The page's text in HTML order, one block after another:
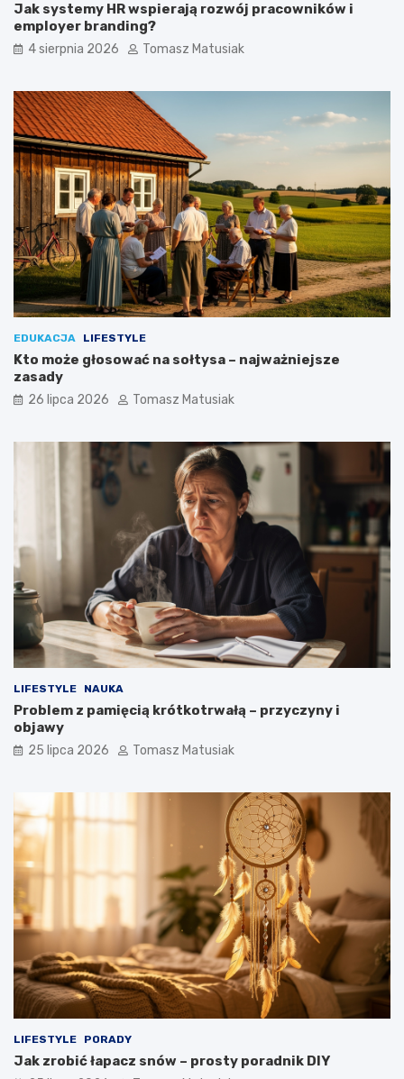
Jak systemy HR wspierają rozwój pracowników i
employer branding?
4 sierpnia 2026 Tomasz Matusiak
EDUKACJA LIFESTYLE
Kto może głosować na sołtysa – najważniejsze
zasady
26 lipca 2026 Tomasz Matusiak
LIFESTYLE NAUKA
Problem z pamięcią krótkotrwałą – przyczyny i
objawy
25 lipca 2026 Tomasz Matusiak
LIFESTYLE PORADY
Jak zrobić łapacz snów – prosty poradnik DIY